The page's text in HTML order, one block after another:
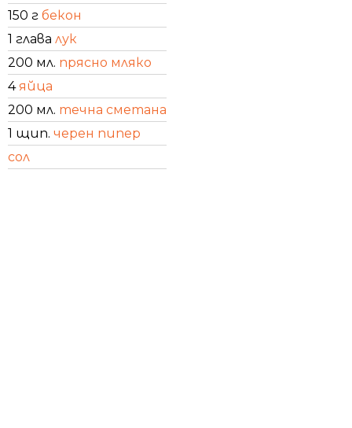
150 г бекон
1 глава лук
200 мл. прясно мляко
4 яйца
200 мл. течна сметана
1 щип. черен пипер
сол